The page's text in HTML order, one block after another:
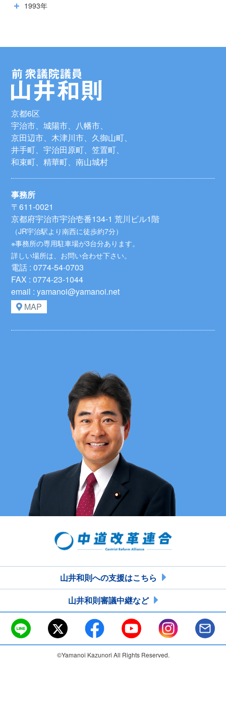
1993年
京都6区
宇治市、城陽市、八幡市、
京田辺市、木津川市、久御山町、
井手町、宇治田原町、笠置町、
和束町、精華町、南山城村
事務所
〒611-0021
京都府宇治市宇治壱番134-1 荒川ビル1階
（JR宇治駅より南西に徒歩約7分）
※事務所の専用駐車場が3台分あります。
詳しい場所は、お問い合わせ下さい。
電話 : 0774-54-0703
FAX : 0774-23-1044
email : yamanoi@yamanoi.net
MAP
山井和則への支援はこちら
山井和則審議中継など
©Yamanoi Kazunori All Rights Reserved.